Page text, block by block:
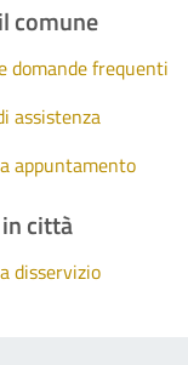
comune
domande frequenti
assistenza
appuntamento
città
disservizio